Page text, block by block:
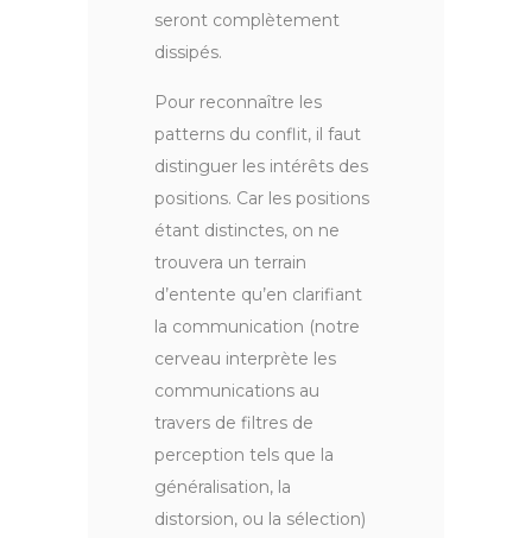
seront complètement
dissipés.
Pour reconnaître les
patterns du conflit, il faut
distinguer les intérêts des
positions. Car les positions
étant distinctes, on ne
trouvera un terrain
d’entente qu’en clarifiant
la communication (notre
cerveau interprète les
communications au
travers de filtres de
perception tels que la
généralisation, la
distorsion, ou la sélection)